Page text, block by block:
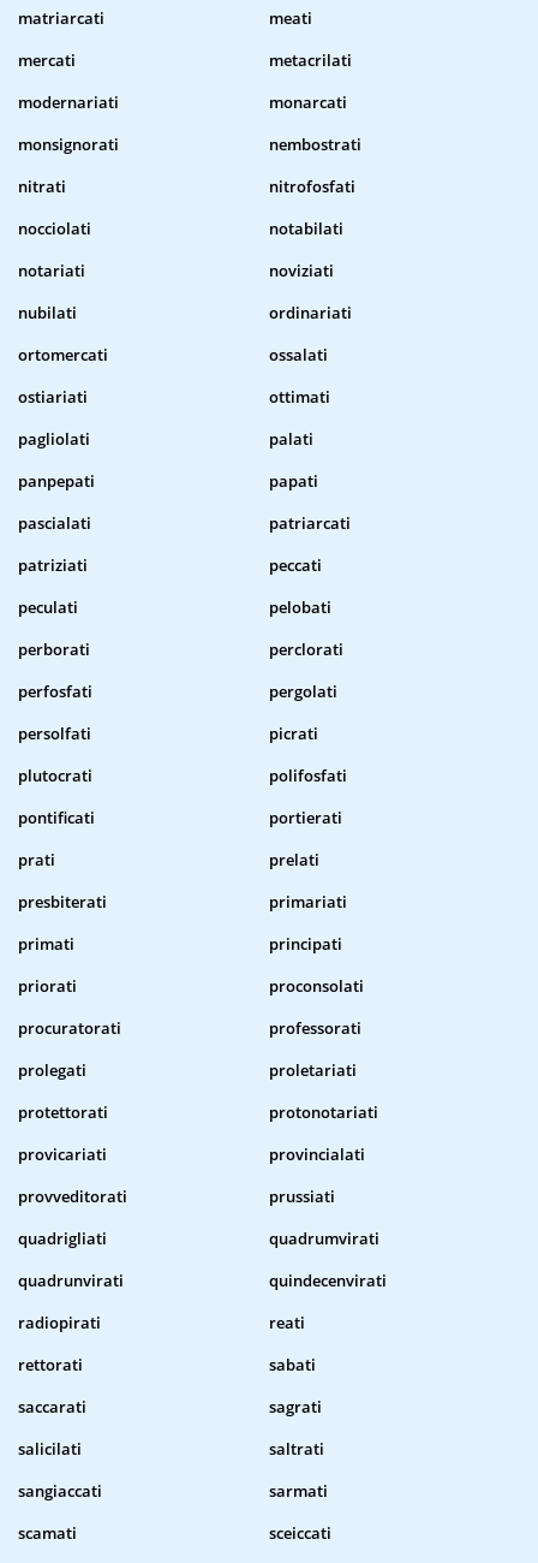
matriarcati
meati
mercati
metacrilati
modernariati
monarcati
monsignorati
nembostrati
nitrati
nitrofosfati
nocciolati
notabilati
notariati
noviziati
nubilati
ordinariati
ortomercati
ossalati
ostiariati
ottimati
pagliolati
palati
panpepati
papati
pascialati
patriarcati
patriziati
peccati
peculati
pelobati
perborati
perclorati
perfosfati
pergolati
persolfati
picrati
plutocrati
polifosfati
pontificati
portierati
prati
prelati
presbiterati
primariati
primati
principati
priorati
proconsolati
procuratorati
professorati
prolegati
proletariati
protettorati
protonotariati
provicariati
provincialati
provveditorati
prussiati
quadrigliati
quadrumvirati
quadrunvirati
quindecenvirati
radiopirati
reati
rettorati
sabati
saccarati
sagrati
salicilati
saltrati
sangiaccati
sarmati
scamati
sceiccati